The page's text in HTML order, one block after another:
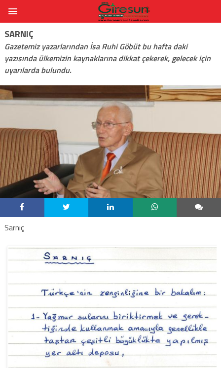
SARNIÇ
Gazetemiz yazarlarından İsa Ruhi Göbüt bu hafta daki
yazısında ülkemizin kaynaklarına dikkat çekerek, gelecek için
uyarılarda bulundu.
Sarnıç